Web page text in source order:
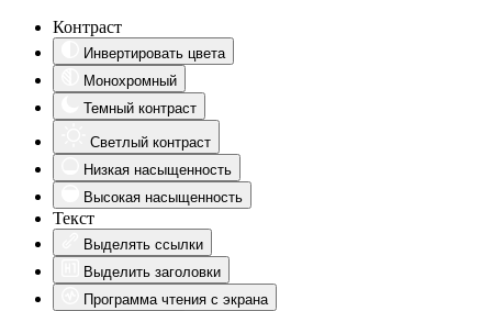
Контраст
Инвертировать цвета
Монохромный
Темный контраст
Светлый контраст
Низкая насыщенность
Высокая насыщенность
Текст
Выделять ссылки
Выделить заголовки
Программа чтения с экрана